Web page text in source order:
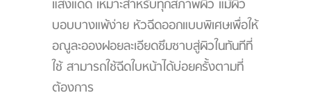
แสงแดด เหมาะสำหรับทุกสภาพผิว แม้ผิว
บอบบางแพ้ง่าย หัวฉีดออกแบบพิเศษเพื่อให้
อณูละอองฝอยละเอียดซึมซาบสู่ผิวในทันทีที่
ใช้ สามารถใช้ฉีดใบหน้าได้บ่อยครั้งตามที่
ต้องการ